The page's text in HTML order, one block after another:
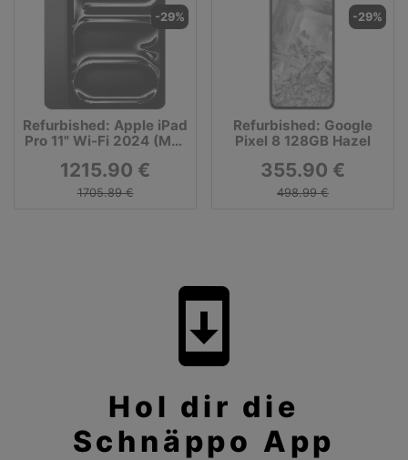
-29%
Refurbished: Apple iPad
Pro 11" Wi-Fi 2024 (M4)
1215.90 €
1705.89 €
-29%
Refurbished: Google
Pixel 8 128GB Hazel
355.90 €
498.99 €
system_update
Hol dir die
Schnäppo App